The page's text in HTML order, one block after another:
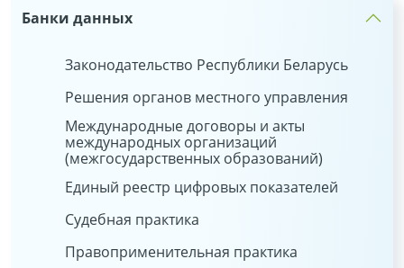
Банки данных
Законодательство Республики Беларусь
Решения органов местного управления
Международные договоры и акты
международных организаций
(межгосударственных образований)
Единый реестр цифровых показателей
Судебная практика
Правоприменительная практика